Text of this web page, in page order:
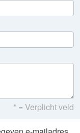
* = Verplicht veld